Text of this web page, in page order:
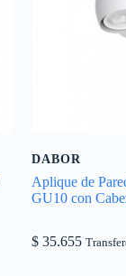
DABOR
Aplique de
GU10 con
$35.655